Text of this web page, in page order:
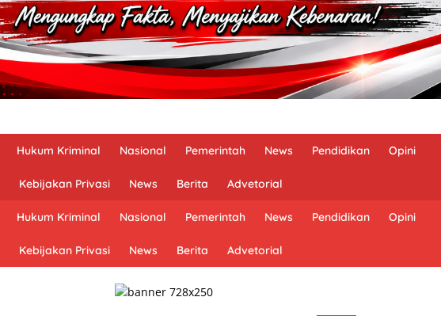
Hukum Kriminal Nasional Pemerintah News Pendidikan Opini
Kebijakan Privasi News Berita Advetorial
Hukum Kriminal Nasional Pemerintah News Pendidikan Opini
Kebijakan Privasi News Berita Advetorial